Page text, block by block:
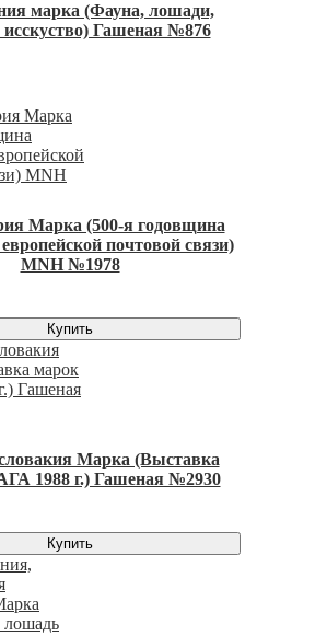
марка (Фауна, лошади,
исскуство) Гашеная №876
Марка (500-я годовщина
почтовой связи)
MNH №1978
Купить
Марка (Выставка
1988 г.) Гашеная №2930
Купить